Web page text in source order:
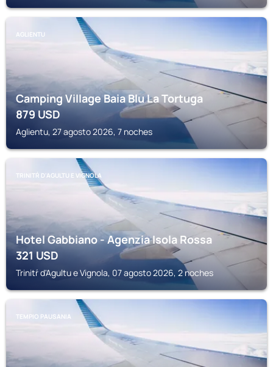
AGLIENTU
Camping Village Baia Blu La Tortuga
879USD
Aglientu, 27 agosto 2026, 7 noches
TRINITŔ D'AGULTU E VIGNOLA
Hotel Gabbiano - Agenzia Isola Rossa
321USD
Trinitŕ d'Agultu e Vignola, 07 agosto 2026, 2 noches
TEMPIO PAUSANIA